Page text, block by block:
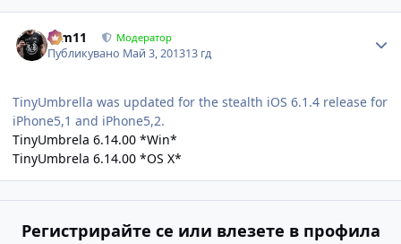
arm11 Модератор
Публикувано Май 3, 201313 гд
TinyUmbrella was updated for the stealth iOS 6.1.4 release for
iPhone5,1 and iPhone5,2.
TinyUmbrela 6.14.00 *Win*
TinyUmbrela 6.14.00 *OS X*
Регистрирайте се или влезете в профила